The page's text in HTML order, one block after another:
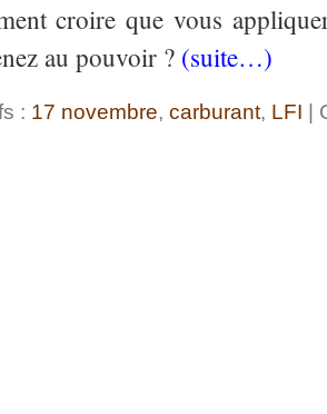
croire que vous
au pouvoir ? (suite…)
: 17 novembre, carburant, LFI |